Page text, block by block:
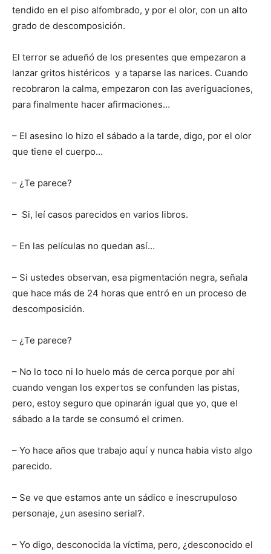
tendido en el piso alfombrado, y por el olor, con un alto
grado de descomposición.
El terror se adueñó de los presentes que empezaron a
lanzar gritos histéricos y a taparse las narices. Cuando
recobraron la calma, empezaron con las averiguaciones,
para finalmente hacer afirmaciones…
– El asesino lo hizo el sábado a la tarde, digo, por el olor
que tiene el cuerpo…
– ¿Te parece?
– Si, leí casos parecidos en varios libros.
– En las películas no quedan así…
– Si ustedes observan, esa pigmentación negra, señala
que hace más de 24 horas que entró en un proceso de
descomposición.
– ¿Te parece?
– No lo toco ni lo huelo más de cerca porque por ahí
cuando vengan los expertos se confunden las pistas,
pero, estoy seguro que opinarán igual que yo, que el
sábado a la tarde se consumó el crimen.
– Yo hace años que trabajo aquí y nunca habia visto algo
parecido.
– Se ve que estamos ante un sádico e inescrupuloso
personaje, ¿un asesino serial?.
– Yo digo, desconocida la víctima, pero, ¿desconocido el